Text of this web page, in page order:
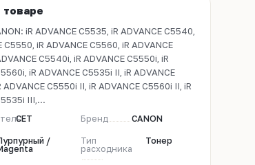
товаре
iR ADVANCE C5535, iR ADVANCE C5540,
C5550, iR ADVANCE C5560, iR ADVANCE
C5540i, iR ADVANCE C5550i, iR
iR ADVANCE C5535i II, iR ADVANCE
C5550i II, iR ADVANCE C5560i II, iR
III,...
CET Бренд CANON
/
Тип
расходника
Тонер